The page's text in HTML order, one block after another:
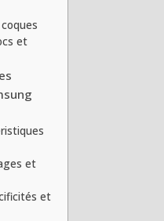
et
et
et